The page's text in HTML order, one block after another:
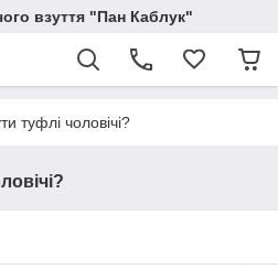
взуття "Пан Каблук"
туфлі чоловічі?